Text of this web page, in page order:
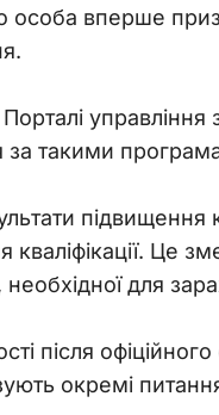
особа вперше
за такими
підвищення
Це
для
після
окремі